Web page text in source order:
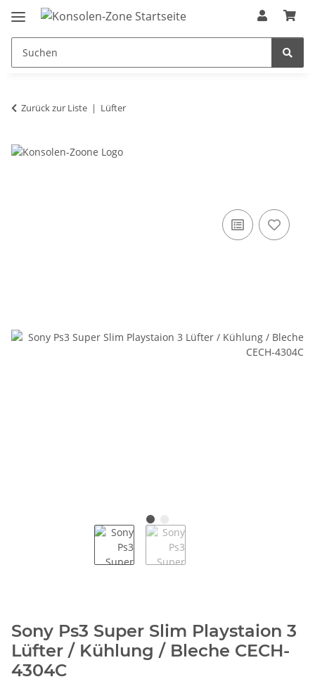
Zurück zur Liste Lüfter
Sony Ps3 Super Slim Playstaion 3
Lüfter / Kühlung / Bleche CECH-
4304C